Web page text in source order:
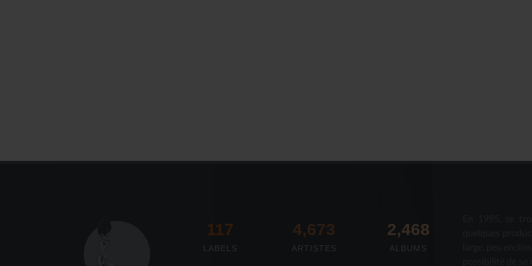
117
LABELS
4,673
ARTISTES
2,712
ALBUMS